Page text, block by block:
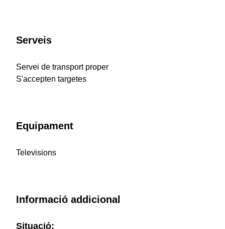
Serveis
Servei de transport proper
S'accepten targetes
Equipament
Televisions
Informació addicional
Situació: